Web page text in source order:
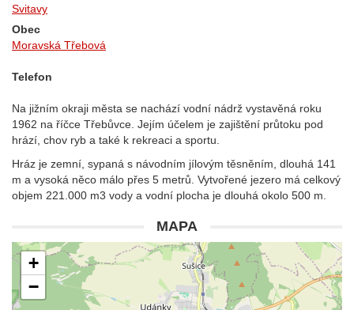
Svitavy
Obec
Moravská Třebová
Telefon
Na jižním okraji města se nachází vodní nádrž vystavěná roku
1962 na říčce Třebůvce. Jejím účelem je zajištění průtoku pod
hrází, chov ryb a také k rekreaci a sportu.
Hráz je zemní, sypaná s návodním jílovým těsněním, dlouhá 141
m a vysoká něco málo přes 5 metrů. Vytvořené jezero má celkový
objem 221.000 m3 vody a vodní plocha je dlouhá okolo 500 m.
MAPA
+
−